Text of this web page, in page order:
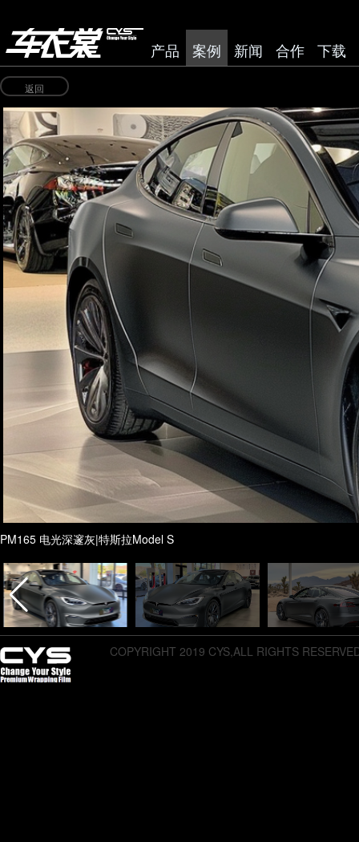
产品 案例 新闻 合作 下载
返回
PM165 电光深邃灰|特斯拉Model S
COPYRIGHT 2019 CYS,ALL RIGHTS